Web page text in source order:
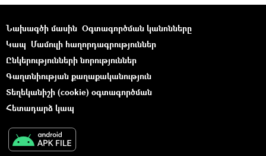
Նախագծի մասին Օգտագործման կանոնները
Կապ Մամուլի հաղորդագրություններ
Ընկերությունների նորություններ
Գաղտնիության քաղաքականություն
Տեղեկանիշի (cookie) օգտագործման
Հետադարձ կապ